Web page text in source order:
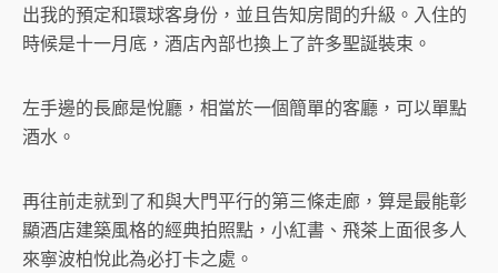
出我的預定和環球客身份，並且告知房間的升級。入住的
時候是十一月底，酒店內部也換上了許多聖誕裝束。
左手邊的長廊是悅廳，相當於一個簡單的客廳，可以單點
酒水。
再往前走就到了和與大門平行的第三條走廊，算是最能彰
顯酒店建築風格的經典拍照點，小紅書、飛茶上面很多人
來寧波柏悅此為必打卡之處。